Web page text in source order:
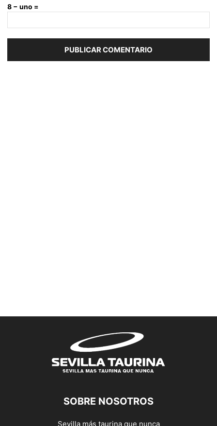
8 − uno =
SOBRE NOSOTROS
Sevilla más taurina que nunca